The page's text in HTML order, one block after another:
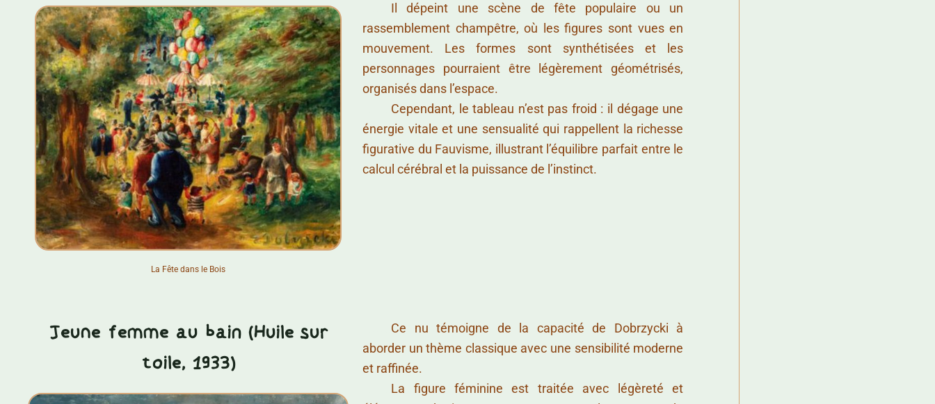
La Fête dans le Bois
Il dépeint une scène de fête populaire ou un
rassemblement champêtre, où les figures sont vues en
mouvement. Les formes sont synthétisées et les
personnages pourraient être légèrement géométrisés,
organisés dans l’espace.
Cependant, le tableau n’est pas froid : il dégage une
énergie vitale et une sensualité qui rappellent la richesse
figurative du Fauvisme, illustrant l’équilibre parfait entre le
calcul cérébral et la puissance de l’instinct.
Jeune femme au bain (Huile sur
toile, 1933)
Ce nu témoigne de la capacité de Dobrzycki à
aborder un thème classique avec une sensibilité moderne
et raffinée.
La figure féminine est traitée avec légèreté et